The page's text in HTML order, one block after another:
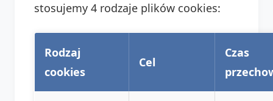
stosujemy 4 rodzaje plików cookies:
Rodzaj
cookies
Cel
Czas